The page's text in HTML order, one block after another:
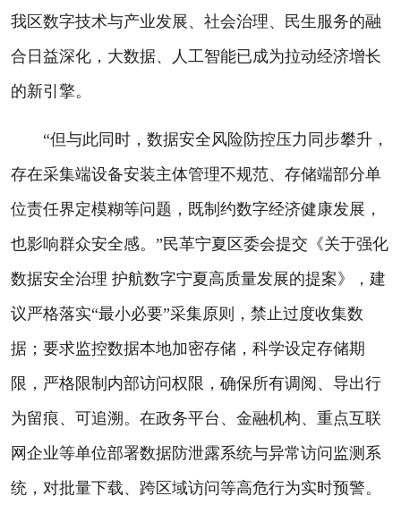
我区数字技术与产业发展、社会治理、民生服务的融
合日益深化，大数据、人工智能已成为拉动经济增长
的新引擎。
“但与此同时，数据安全风险防控压力同步攀升，
存在采集端设备安装主体管理不规范、存储端部分单
位责任界定模糊等问题，既制约数字经济健康发展，
也影响群众安全感。”民革宁夏区委会提交《关于强化
数据安全治理 护航数字宁夏高质量发展的提案》，建
议严格落实“最小必要”采集原则，禁止过度收集数
据；要求监控数据本地加密存储，科学设定存储期
限，严格限制内部访问权限，确保所有调阅、导出行
为留痕、可追溯。在政务平台、金融机构、重点互联
网企业等单位部署数据防泄露系统与异常访问监测系
统，对批量下载、跨区域访问等高危行为实时预警。